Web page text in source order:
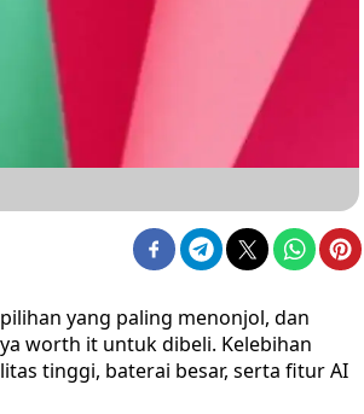
yang paling menonjol, dan
worth it untuk dibeli. Kelebihan
tinggi, baterai besar, serta fitur AI